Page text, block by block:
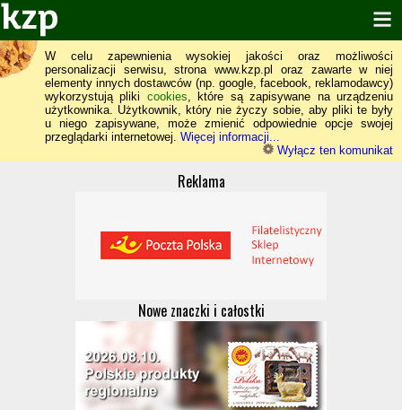
W celu zapewnienia wysokiej jakości oraz możliwości
personalizacji serwisu, strona www.kzp.pl oraz zawarte w niej
elementy innych dostawców (np. google, facebook, reklamodawcy)
wykorzystują pliki cookies, które są zapisywane na urządzeniu
użytkownika. Użytkownik, który nie życzy sobie, aby pliki te były
u niego zapisywane, może zmienić odpowiednie opcje swojej
przeglądarki internetowej. Więcej informacji...
Wyłącz ten komunikat
Reklama
Nowe znaczki i całostki